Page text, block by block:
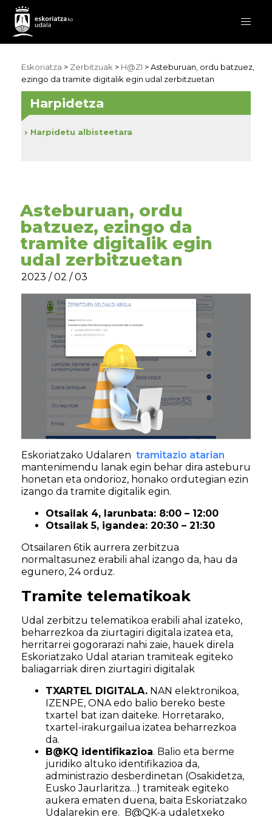
Eskoriatza > Zerbitzuak > H@ZI > Asteburuan, ordu batzuez,
ezingo da tramite digitalik egin udal zerbitzuetan
Asteburuan, ordu
batzuez, ezingo da
tramite digitalik egin
udal zerbitzuetan
2023 / 02 / 03
Eskoriatzako Udalaren tramitazio atarian
mantenimendu lanak egin behar dira asteburu
honetan eta ondorioz, honako ordutegian ezin
izango da tramite digitalik egin.
Otsailak 4, larunbata: 8:00 – 12:00
Otsailak 5, igandea: 20:30 – 21:30
Otsailaren 6tik aurrera zerbitzua
normaltasunez erabili ahal izango da, hau da
egunero, 24 orduz.
Tramite telematikoak
Udal zerbitzu telematikoa erabili ahal izateko,
beharrezkoa da ziurtagiri digitala izatea eta,
herritarrei gogorarazi nahi zaie, hauek direla
Eskoriatzako Udal atarian tramiteak egiteko
baliagarriak diren ziurtagiri digitalak
TXARTEL DIGITALA. NAN elektronikoa,
IZENPE, ONA edo balio bereko beste
txartel bat izan daiteke. Horretarako,
txartel-irakurgailua izatea beharrezkoa
da.
B@KQ identifikazioa. Balio eta berme
juridiko altuko identifikazioa da,
administrazio desberdinetan (Osakidetza,
Eusko Jaurlaritza…) tramiteak egiteko
aukera ematen duena, baita Eskoriatzako
Udalarekin ere. B@QK-a udaletxeko
Harpidetza
Harpidetu albisteetara